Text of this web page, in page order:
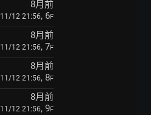
8月前
11/12 21:56, 6F
8月前
11/12 21:56, 7F
8月前
11/12 21:56, 8F
8月前
11/12 21:56, 9F